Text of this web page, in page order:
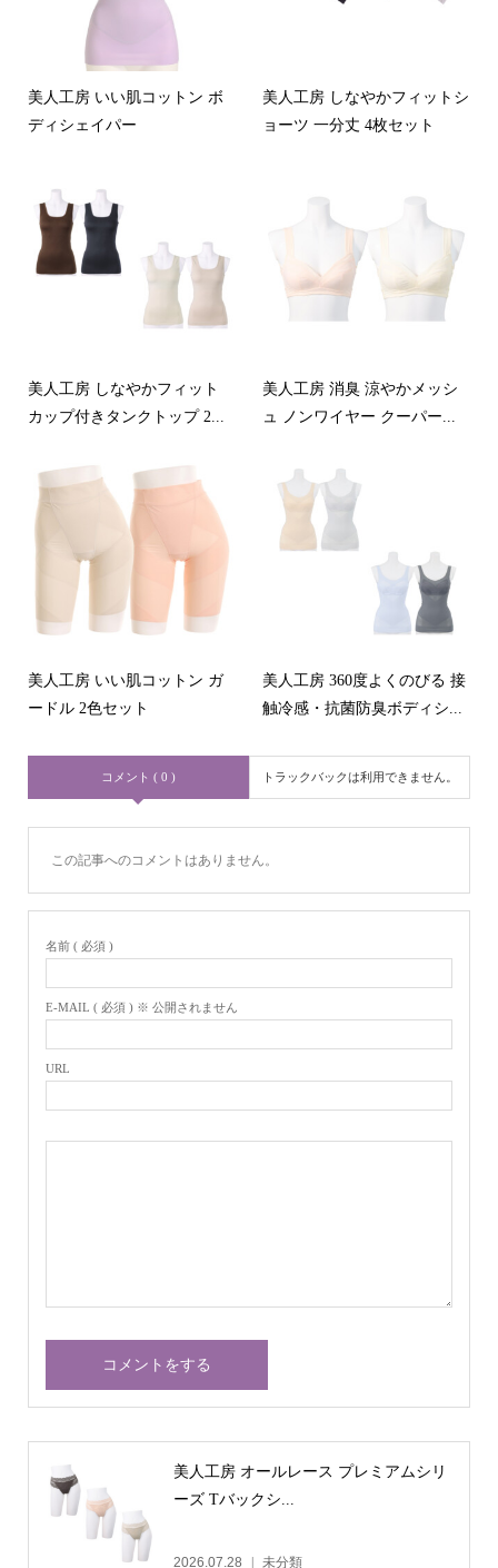
美人工房 いい肌コットン ボ
ディシェイパー
美人工房 しなやかフィットシ
ョーツ 一分丈 4枚セット
美人工房 しなやかフィット
カップ付きタンクトップ 2...
美人工房 消臭 涼やかメッシ
ュ ノンワイヤー クーパー...
美人工房 いい肌コットン ガ
ードル 2色セット
美人工房 360度よくのびる 接
触冷感・抗菌防臭ボディシ...
コメント ( 0 ) トラックバックは利用できません。
この記事へのコメントはありません。
名前 ( 必須 )
E-MAIL ( 必須 ) ※ 公開されません
URL
美人工房 オールレース プレミアムシリ
ーズ Tバックシ...
2026.07.28 未分類